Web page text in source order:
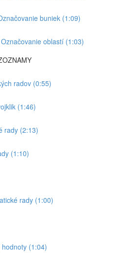
buniek (1:09)
oblastí (1:03)
radov (0:55)
(1:46)
rady (2:13)
(1:10)
rady (1:00)
(1:04)